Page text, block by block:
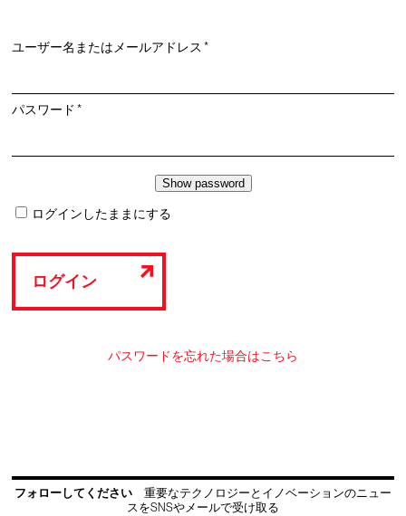
ユーザー名またはメールアドレス*必
パスワード*必
ログインしたままにする
ログイン
パスワードを忘れた場合はこちら
フォローしてください
重要なテクノロジーとイノベーションのニュー
スをSNSやメールで受け取る